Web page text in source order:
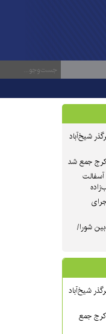
زیرگذر شیخ‌آباد
کرج جمع شد
شورا/
زیرگذر شیخ‌آباد
کرج جمع